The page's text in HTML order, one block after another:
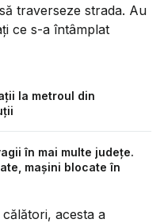
traverseze strada. Au
ce s-a întâmplat
la metroul din
în mai multe județe.
mașini blocate în
acesta a